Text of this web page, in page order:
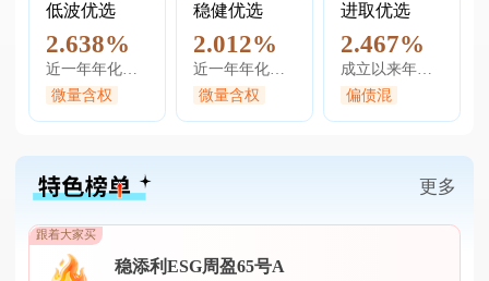
低波优选
2.638%
微量含权
稳健优选
2.012%
微量含权
进取优选
2.467%
偏债混
更多
稳添利ESG周盈65号A
跟着大家买